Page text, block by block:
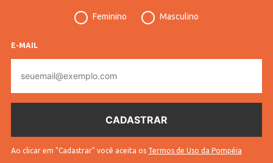
Feminino Masculino
E-MAIL
mail
Ao clicar em "Cadastrar" você aceita os Termos de Uso da Pompéia